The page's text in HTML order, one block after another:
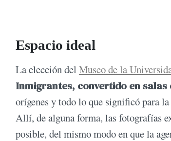
Espacio ideal
La elección del Museo de la
Inmigrantes, convertido en
orígenes y todo lo que significó para
Allí, de alguna forma, las fotografías
posible, del mismo modo en que la